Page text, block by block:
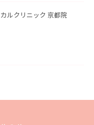
ルクリニック 京都院